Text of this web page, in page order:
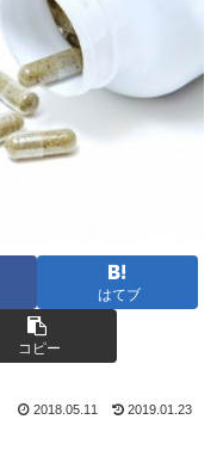
はてブ
コピー
2018.05.11 2019.01.23